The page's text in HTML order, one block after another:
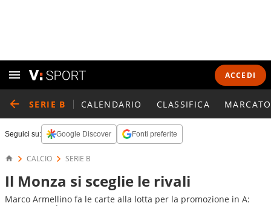
ACCEDI
SERIE B CALENDARIO CLASSIFICA
Seguici su: Google Discover Fonti preferite
CALCIO SERIE B
Il Monza si sceglie le rivali
Marco Armellino fa le carte alla lotta per la promozione in A: